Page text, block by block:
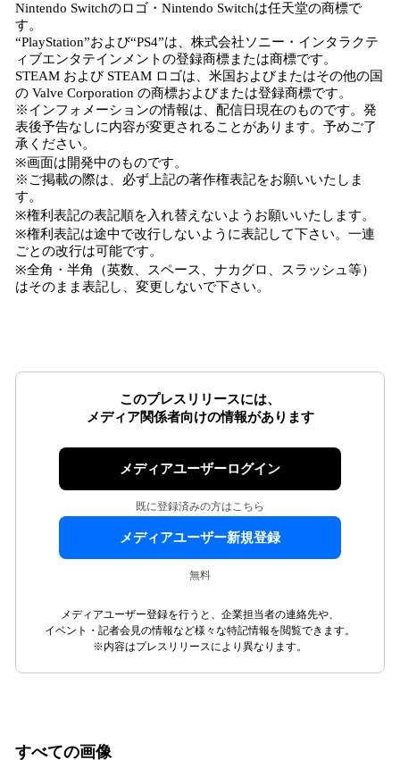
Nintendo Switchのロゴ・Nintendo Switchは任天堂の商標で
す。
“PlayStation”および“PS4”は、株式会社ソニー・インタラクテ
ィブエンタテインメントの登録商標または商標です。
STEAM および STEAM ロゴは、米国およびまたはその他の国
の Valve Corporation の商標およびまたは登録商標です。
※インフォメーションの情報は、配信日現在のものです。発
表後予告なしに内容が変更されることがあります。予めご了
承ください。
※画面は開発中のものです。
※ご掲載の際は、必ず上記の著作権表記をお願いいたしま
す。
※権利表記の表記順を入れ替えないようお願いいたします。
※権利表記は途中で改行しないように表記して下さい。一連
ごとの改行は可能です。
※全角・半角（英数、スペース、ナカグロ、スラッシュ等）
はそのまま表記し、変更しないで下さい。
このプレスリリースには、
メディア関係者向けの情報があります
メディアユーザーログイン
既に登録済みの方はこちら
メディアユーザー新規登録
無料
メディアユーザー登録を行うと、企業担当者の連絡先や、
イベント・記者会見の情報など様々な特記情報を閲覧できます。
※内容はプレスリリースにより異なります。
すべての画像